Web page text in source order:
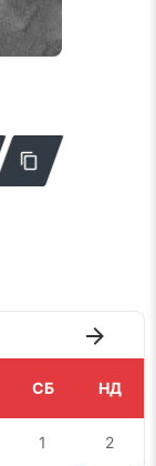
СБ НД
1 2